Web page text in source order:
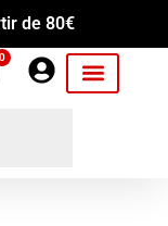
de 80€
0